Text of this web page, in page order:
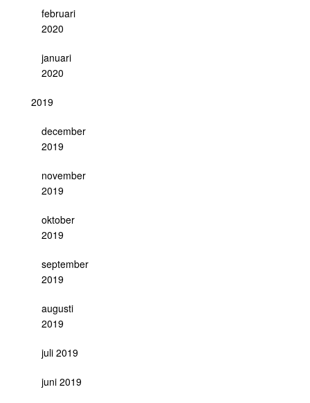
februari
2020
januari
2020
2019
december
2019
november
2019
oktober
2019
september
2019
augusti
2019
juli 2019
juni 2019